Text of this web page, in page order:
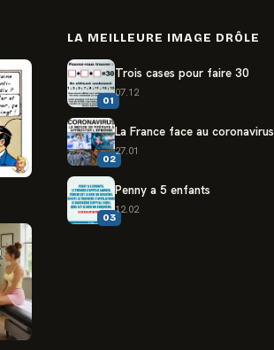
LA MEILLEURE IMAGE DRÔLE
01
Trois cases pour faire 30
07.12
02
La France face au coronavirus
27.01
03
Penny a 5 enfants
12.02